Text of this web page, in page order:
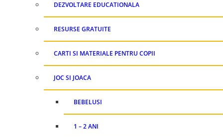
DEZVOLTARE EDUCATIONALA
RESURSE GRATUITE
CARTI SI MATERIALE PENTRU COPII
JOC SI JOACA
BEBELUSI
1 – 2 ANI